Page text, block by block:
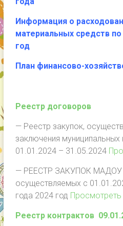
Информация о
материальных средств
год
План финансово-
Реестр договоров
— Реестр закупок,
заключения муниципальных
01.01.2024 – 31.05.2024
— РЕЕСТР ЗАКУПОК
осуществляемых с
года 2024 год Просмотреть
Реестр контрактов